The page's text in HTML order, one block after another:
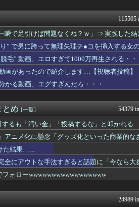
PCパーツ
ｗｗｗｗｗ
なんJ
、変わり果てた姿で発...
VIPPER速
いると判明
凹凸ちゃ
ちゃん。
ウマ娘ま
ン！」のショート動画を...
スターラ
あ艦これ
Aqours】
コンテン
ち？
艦これ速
投資ちゃ
事的選択肢を検討」
痛いニュ
！」→現在の野党「消費...
オレ的ゲ
マジキチ
100万部割れ
乃木通 乃
るのは久しぶりだな
ニチカン
題なくね？ｗ」⇒ 実...
ポッカキ
115505
瞬で足引けば問題なくね？ｗ」⇒ 実践した結
” で男に跨って無理矢理チ●コを挿入する女
毛” 動画、エロすぎて1000万再生される・・
画があったので紹介します…【視聴者投稿】
かる動画、エグすぎんだろ・・・
とめ [一覧] 54379
るも「汚い金」「投稿するな」と叩かれる
アニメ化に懸念「グッズ化といった商業的な
けた結果……
全にアウトな手法すぎると話題に「今なら
ォローwwwwwwwwwwwwwwwww
24989